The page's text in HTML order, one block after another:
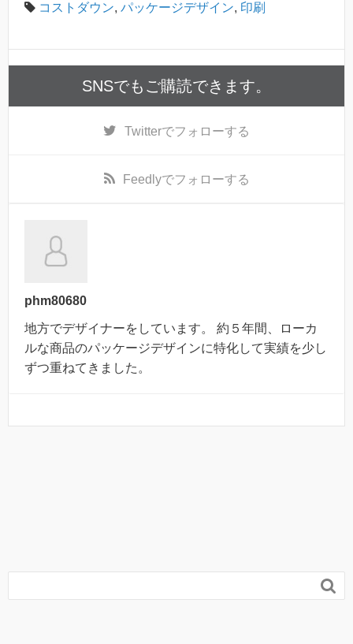
コストダウン, パッケージデザイン, 印刷
SNSでもご購読できます。
Twitterでフォローする
Feedlyでフォローする
phm80680
地方でデザイナーをしています。 約５年間、ローカ
ルな商品のパッケージデザインに特化して実績を少し
ずつ重ねてきました。
